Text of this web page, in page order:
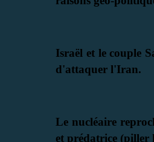
Israël et le couple
d'attaquer l'Iran.
Le nucléaire
et prédatrice (piller